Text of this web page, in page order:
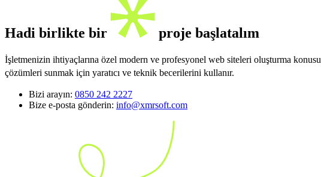
Hadi birlikte bir proje başlatalım
İşletmenizin ihtiyaçlarına özel modern ve profesyonel web siteleri oluşturma
çözümleri sunmak için yaratıcı ve teknik becerilerini kullanır.
Bizi arayın: 0850 242 2227
Bize e-posta gönderin: info@xmrsoft.com